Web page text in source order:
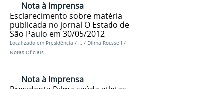
Nota à Imprensa
Esclarecimento sobre matéria
publicada no jornal O Estado de
São Paulo em 30/05/2012
Localizado em Presidência / … / Dilma Rousseff /
Notas Oficiais
Nota à Imprensa